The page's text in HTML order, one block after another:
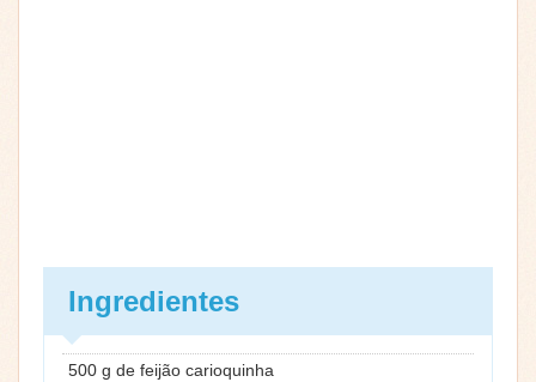
Ingredientes
500 g de feijão carioquinha